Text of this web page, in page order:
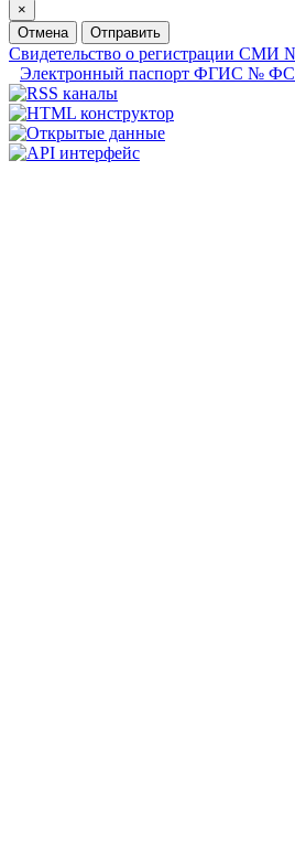
×
Отмена
Отправить
Свидетельство о регистрации СМИ
Электронный паспорт ФГИС №